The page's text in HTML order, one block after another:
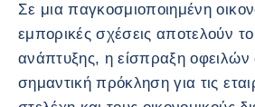
Σε μια παγκοσμιοποιημένη
εμπορικές σχέσεις αποτελούν το
ανάπτυξης, η είσπραξη οφειλών
σημαντική πρόκληση για τις